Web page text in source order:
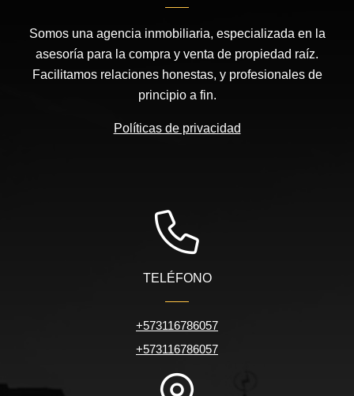
Somos una agencia inmobiliaria, especializada en la
asesoría para la compra y venta de propiedad raíz.
Facilitamos relaciones honestas, y profesionales de
principio a fin.
Políticas de privacidad
TELÉFONO
+573116786057
+573116786057